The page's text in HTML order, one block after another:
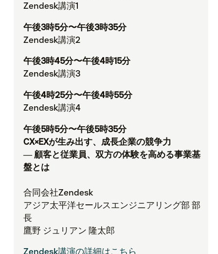
Zendesk講演1
午後3時5分〜午後3時35分
Zendesk講演2
午後3時45分〜午後4時15分
Zendesk講演3
午後4時25分〜午後4時55分
Zendesk講演4
午後5時5分〜午後5時35分
CX×EXが生み出す、成長企業の競争力
― 顧客と従業員、双方の体験を高める事業基
盤とは
合同会社Zendesk
アジア太平洋セールスエンジニアリング部 部
長
鷹野 ジュリアン 隆太郎
Zendesk講演の詳細はこちら